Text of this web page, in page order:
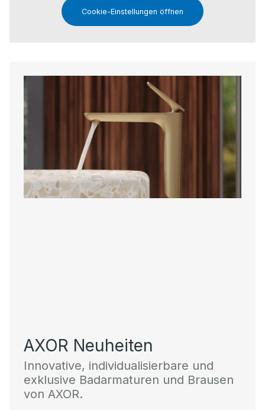
Cookie-Einstellungen öffnen
AXOR Neuheiten
Innovative, individualisierbare und
exklusive Badarmaturen und Brausen
von AXOR.